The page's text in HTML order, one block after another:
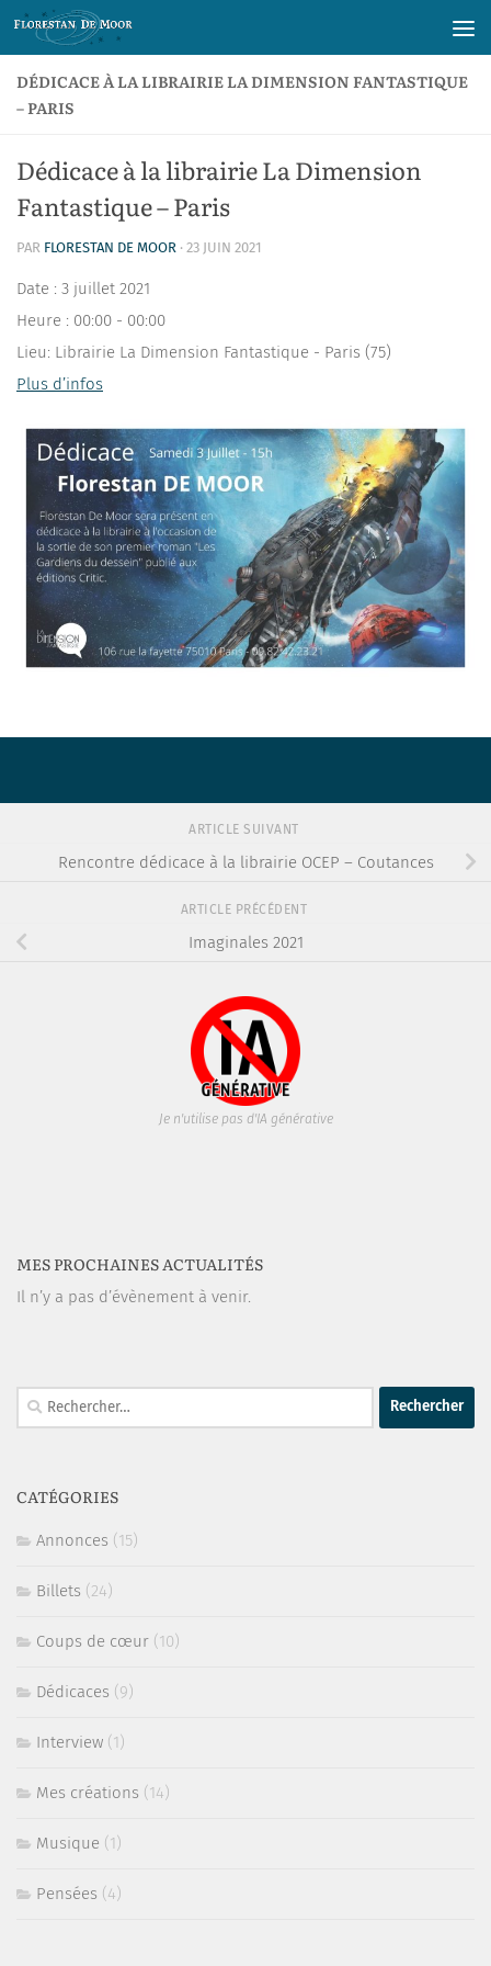
Skip to content
DÉDICACE À LA LIBRAIRIE LA DIMENSION FANTASTIQUE
– PARIS
Dédicace à la librairie La Dimension
Fantastique – Paris
PAR FLORESTAN DE MOOR · 23 JUIN 2021
Date : 3 juillet 2021
Heure : 00:00 - 00:00
Lieu: Librairie La Dimension Fantastique - Paris (75)
Plus d’infos
ARTICLE SUIVANT
Rencontre dédicace à la librairie OCEP – Coutances
ARTICLE PRÉCÉDENT
Imaginales 2021
Je n'utilise pas d'IA générative
MES PROCHAINES ACTUALITÉS
Il n’y a pas d’évènement à venir.
Rechercher :
CATÉGORIES
Annonces (15)
Billets (24)
Coups de cœur (10)
Dédicaces (9)
Interview (1)
Mes créations (14)
Musique (1)
Pensées (4)